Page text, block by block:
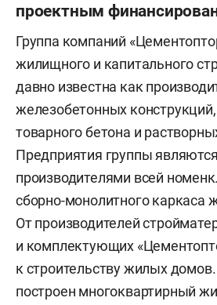
проектным
Группа компаний
жилищного и капитального
давно известна как
железобетонных
товарного бетона и
Предприятия группы являются
производителями всей
сборно-монолитного каркаса
От производителей
и комплектующих
к строительству жилых
построен многоквартирный